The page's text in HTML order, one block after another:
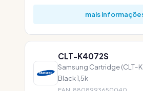
mais
CLT-K4072S
Samsung Cartridge (CLT-
Black 1,5k